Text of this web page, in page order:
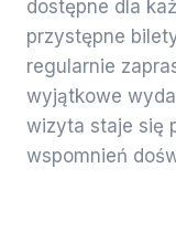
dostępne dla
przystępne
regularnie
wyjątkowe
wizyta staje się
wspomnień